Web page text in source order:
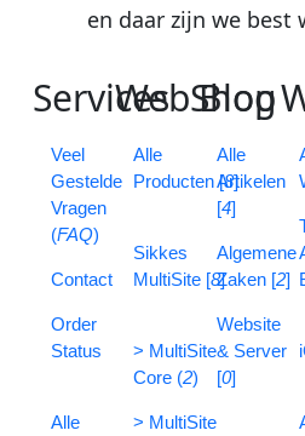
en daar zijn we best
Services
Veel
Gestelde
Vragen
(FAQ)
Contact
Order
Status
Alle
WebShop
Alle
Producten [8]
Sikkes
MultiSite [8]
> MultiSite
Core (2)
> MultiSite
Blog
Alle
Artikelen
[4]
Algemene
Zaken [2]
Website
& Server
[0]